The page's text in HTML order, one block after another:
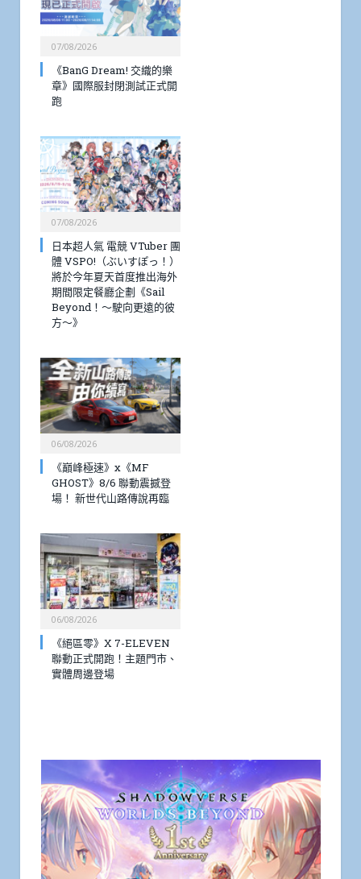
07/08/2026
《BanG Dream! 交織的樂
章》國際服封閉測試正式開
跑
07/08/2026
日本超人氣 電競 VTuber 團
體 VSPO!（ぶいすぽっ！）
將於今年夏天首度推出海外
期間限定餐廳企劃《Sail
Beyond！～駛向更遠的彼
方～》
06/08/2026
《巔峰極速》x《MF
GHOST》8/6 聯動震撼登
場！ 新世代山路傳說再臨
06/08/2026
《絕區零》X 7-ELEVEN
聯動正式開跑！主題門市、
實體周邊登場